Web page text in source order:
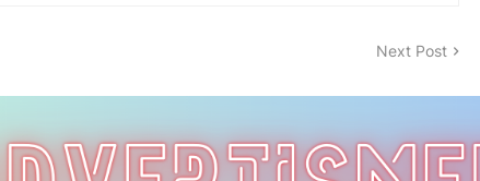
Next Post